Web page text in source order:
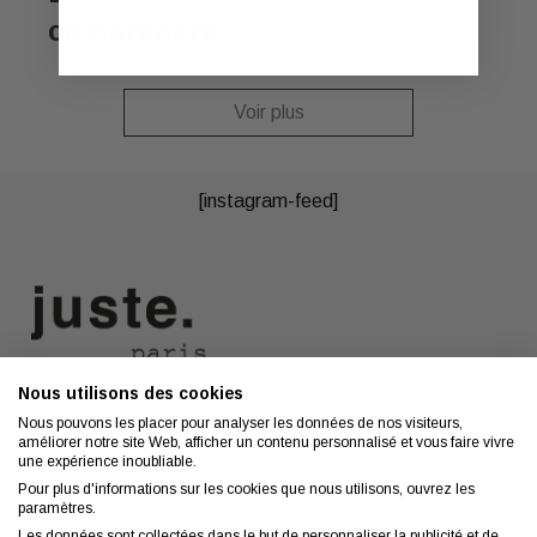
Nous utilisons des cookies
Nous pouvons les placer pour analyser les données de nos visiteurs,
améliorer notre site Web, afficher un contenu personnalisé et vous faire vivre
une expérience inoubliable.
Pour plus d'informations sur les cookies que nous utilisons, ouvrez les
paramètres.
comprendre
Voir plus
[instagram-feed]
Contact
Coiffeurs
Conseils
Mentions légales
Confidentialité
CGV